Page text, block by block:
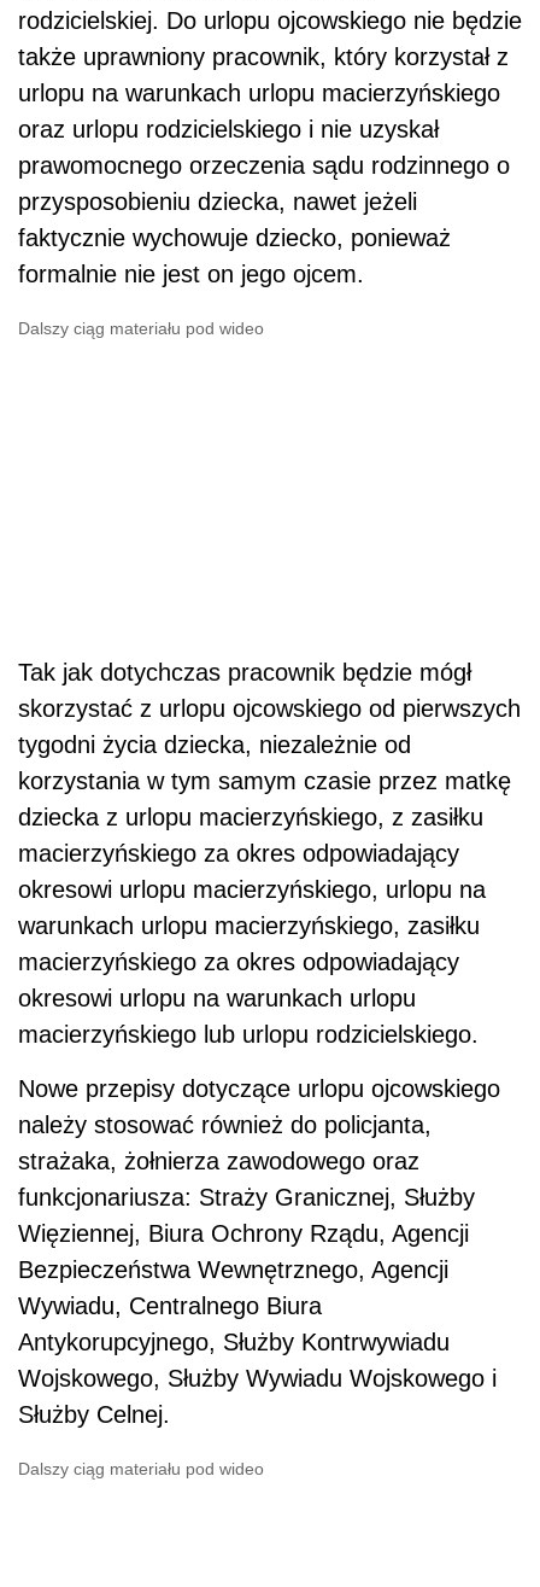
rodzicielskiej. Do urlopu ojcowskiego nie będzie
także uprawniony pracownik, który korzystał z
urlopu na warunkach urlopu macierzyńskiego
oraz urlopu rodzicielskiego i nie uzyskał
prawomocnego orzeczenia sądu rodzinnego o
przysposobieniu dziecka, nawet jeżeli
faktycznie wychowuje dziecko, ponieważ
formalnie nie jest on jego ojcem.
Dalszy ciąg materiału pod wideo
Tak jak dotychczas pracownik będzie mógł
skorzystać z urlopu ojcowskiego od pierwszych
tygodni życia dziecka, niezależnie od
korzystania w tym samym czasie przez matkę
dziecka z urlopu macierzyńskiego, z zasiłku
macierzyńskiego za okres odpowiadający
okresowi urlopu macierzyńskiego, urlopu na
warunkach urlopu macierzyńskiego, zasiłku
macierzyńskiego za okres odpowiadający
okresowi urlopu na warunkach urlopu
macierzyńskiego lub urlopu rodzicielskiego.
Nowe przepisy dotyczące urlopu ojcowskiego
należy stosować również do policjanta,
strażaka, żołnierza zawodowego oraz
funkcjonariusza: Straży Granicznej, Służby
Więziennej, Biura Ochrony Rządu, Agencji
Bezpieczeństwa Wewnętrznego, Agencji
Wywiadu, Centralnego Biura
Antykorupcyjnego, Służby Kontrwywiadu
Wojskowego, Służby Wywiadu Wojskowego i
Służby Celnej.
Dalszy ciąg materiału pod wideo